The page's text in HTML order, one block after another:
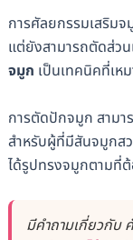
การศัลยกรรมเสริมจ
แต่ยังสามารถตัดส่ว
จมูก เป็นเทคนิคที่เห
การตัดปักจมูก สามา
สำหรับผู้ที่มีสันจมูกส
ได้รูปทรงจมูกตามที่
มีคำถามเกี่ยวกับ